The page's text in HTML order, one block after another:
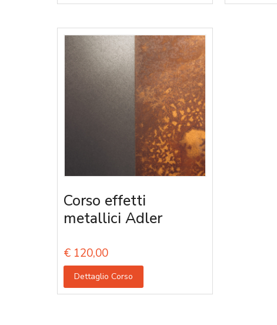
Corso effetti
metallici Adler
€ 120,00
Dettaglio Corso